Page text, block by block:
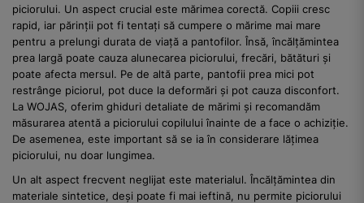
piciorului. Un aspect crucial este mărimea corectă. Copiii cresc
rapid, iar părinții pot fi tentați să cumpere o mărime mai mare
pentru a prelungi durata de viață a pantofilor. Însă, încălțămintea
prea largă poate cauza alunecarea piciorului, frecări, bătături și
poate afecta mersul. Pe de altă parte, pantofii prea mici pot
restrânge piciorul, pot duce la deformări și pot cauza disconfort.
La WOJAS, oferim ghiduri detaliate de mărimi și recomandăm
măsurarea atentă a piciorului copilului înainte de a face o achiziție.
De asemenea, este important să se ia în considerare lățimea
piciorului, nu doar lungimea.
Un alt aspect frecvent neglijat este materialul. Încălțămintea din
materiale sintetice, deși poate fi mai ieftină, nu permite piciorului